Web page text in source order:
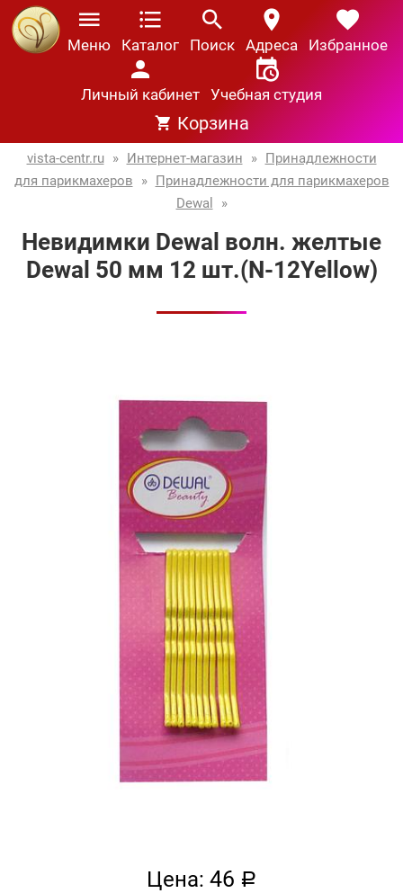
Меню Каталог Поиск Адреса Избранное
Личный кабинет Учебная студия
Корзина
vista-centr.ru » Интернет-магазин » Принадлежности
для парикмахеров
» Принадлежности для парикмахеров
Dewal
»
Невидимки Dewal волн. желтые
Dewal 50 мм 12 шт.(N-12Yellow)
Цена: 46 a